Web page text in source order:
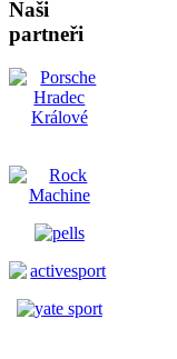
Naši
partneři